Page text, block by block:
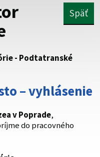
Zabezpečená stránka
webového sídla.
Späť
- Podtatranské
– vyhlásenie
v Poprade,
do pracovného